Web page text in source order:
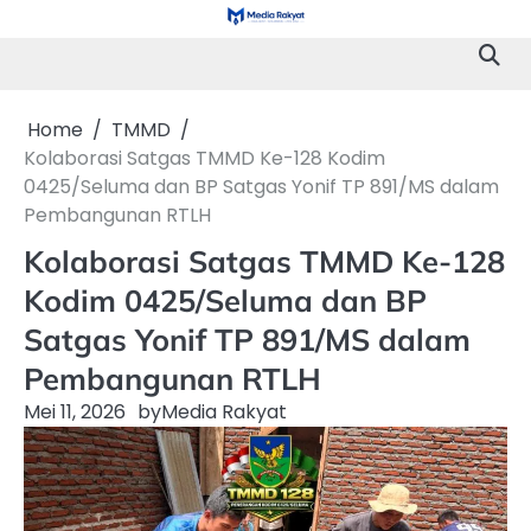
Home
TMMD
Kolaborasi Satgas TMMD Ke-128 Kodim
0425/Seluma dan BP Satgas Yonif TP 891/MS dalam
Pembangunan RTLH
Kolaborasi Satgas TMMD Ke-128
Kodim 0425/Seluma dan BP
Satgas Yonif TP 891/MS dalam
Pembangunan RTLH
Mei 11, 2026 byMedia Rakyat